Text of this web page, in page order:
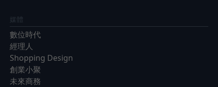
媒體
數位時代
經理人
Shopping Design
創業小聚
未來商務